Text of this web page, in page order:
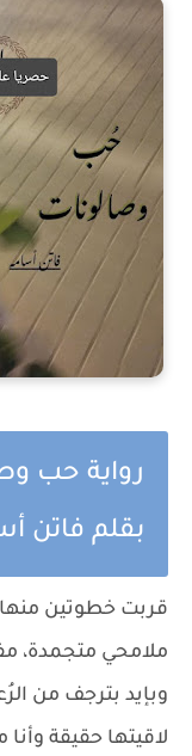
رواية حب
بقلم فاتن
قربت خطوتين منها
ملامحي متجمدة،
وبإيد بترجف من
لاقيتها حقيقة